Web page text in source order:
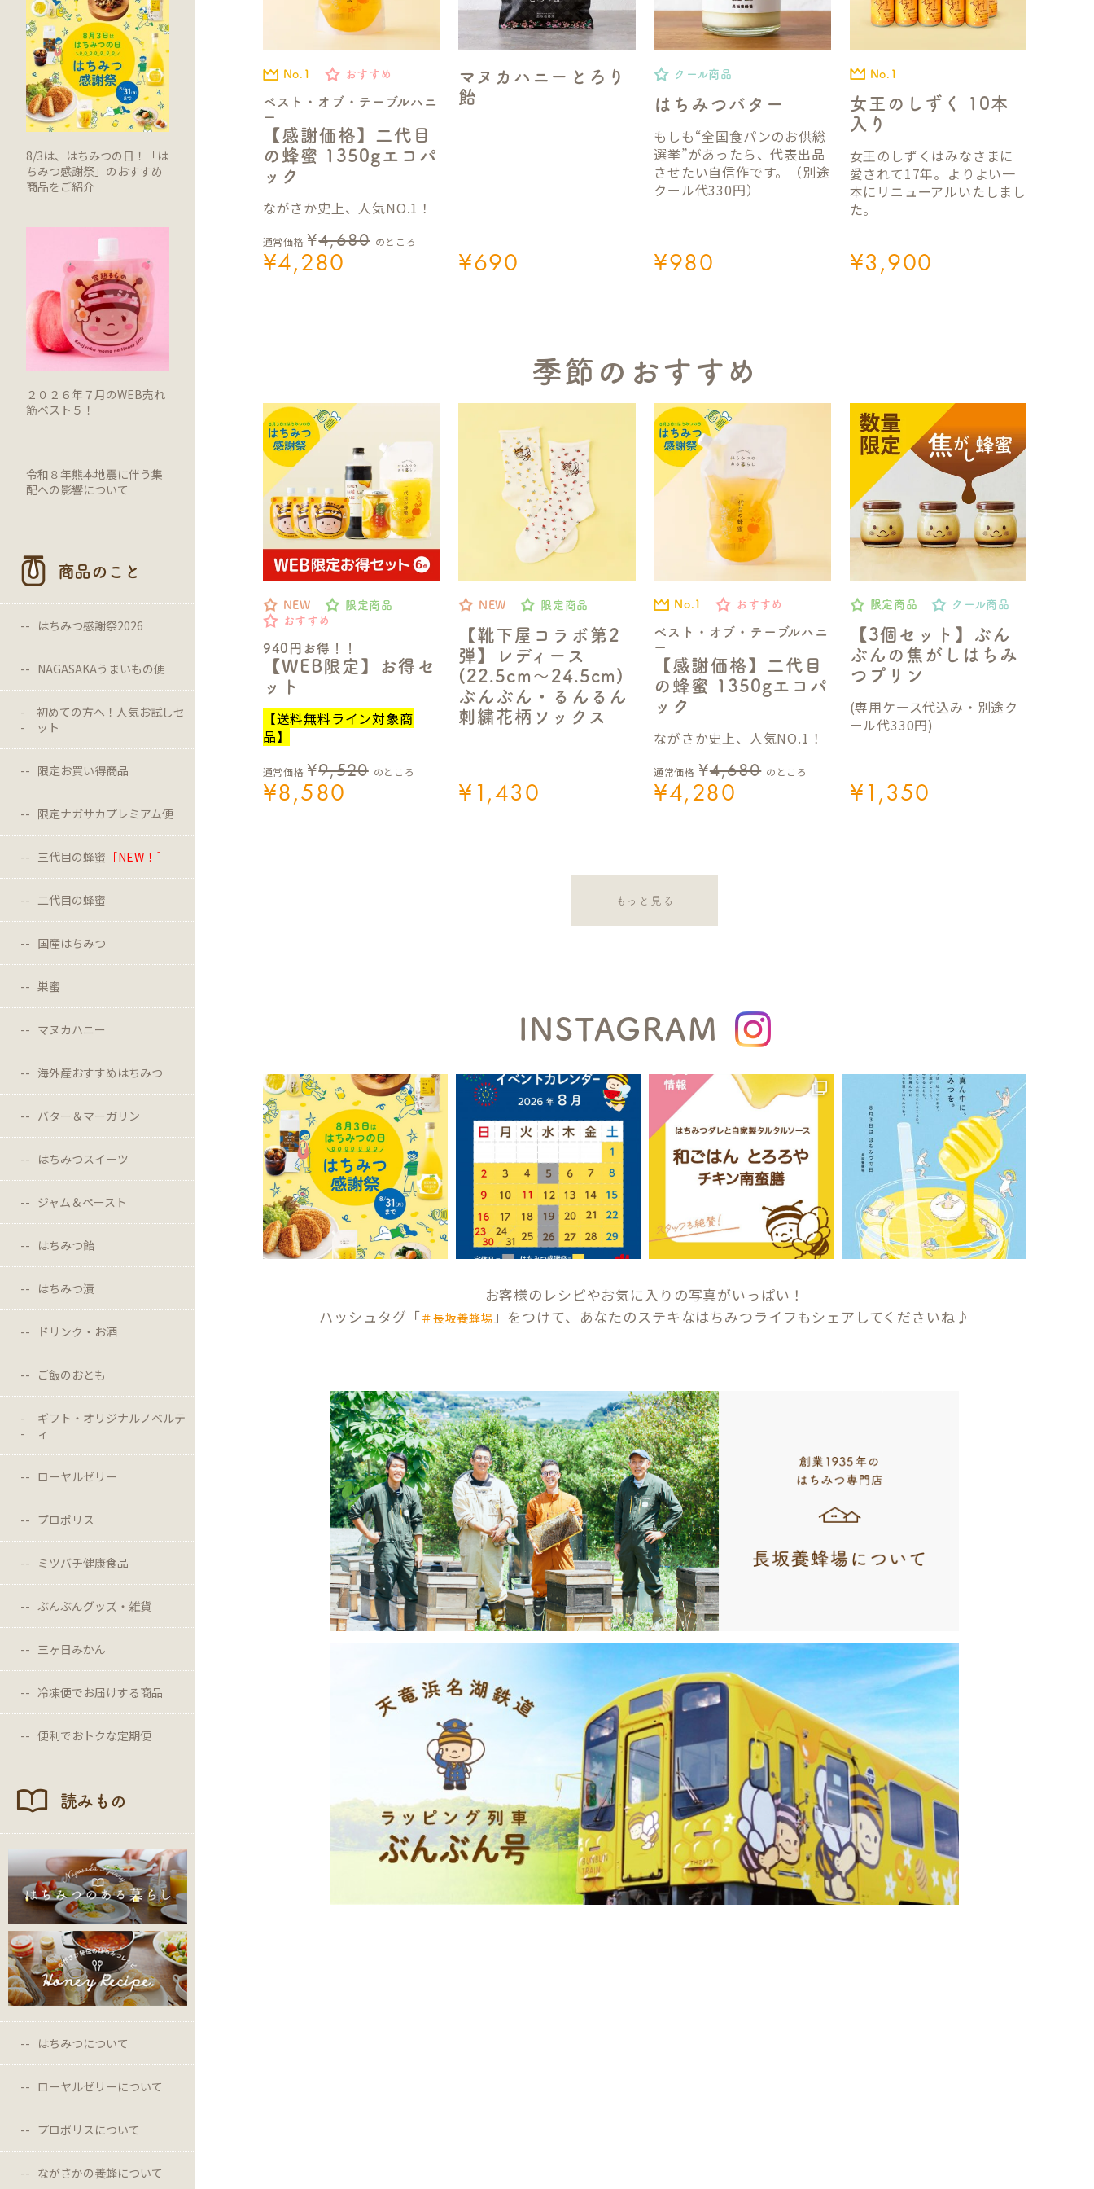
8/3は、はちみつの日！「は
ちみつ感謝祭」のおすすめ
商品をご紹介
２０２６年７月のWEB売れ
筋ベスト５！
令和８年熊本地震に伴う集
配への影響について
商品のこと
はちみつ感謝祭2026
NAGASAKAうまいもの便
初めての方へ！人気お試しセ
ット
限定お買い得商品
限定ナガサカプレミアム便
三代目の蜂蜜 ［NEW！］
二代目の蜂蜜
国産はちみつ
巣蜜
マヌカハニー
海外産おすすめはちみつ
バター＆マーガリン
はちみつスイーツ
ジャム＆ペースト
はちみつ飴
はちみつ漬
ドリンク・お酒
ご飯のおとも
ギフト・オリジナルノベルテ
ィ
ローヤルゼリー
プロポリス
ミツバチ健康食品
ぶんぶんグッズ・雑貨
三ヶ日みかん
冷凍便でお届けする商品
便利でおトクな定期便
読みもの
はちみつについて
ローヤルゼリーについて
プロポリスについて
ながさかの養蜂について
ベスト・オブ・テーブルハニ
ー
【感謝価格】二代目
の蜂蜜 1350gエコパ
ック
No.1 おすすめ
通常価格 ¥4,680 のところ
¥4,280
ながさか史上、人気NO.1！
マヌカハニーとろり
飴
¥690
はちみつバター
クール商品
¥980
もしも“全国食パンのお供総
選挙”があったら、代表出品
させたい自信作です。（別途
クール代330円）
女王のしずく 10本
入り
No.1
¥3,900
女王のしずくはみなさまに
愛されて17年。よりよい一
本にリニューアルいたしまし
た。
季節のおすすめ
940円お得！！
【WEB限定】お得セ
ット
NEW
限定商品
おすすめ
通常価格 ¥9,520 のところ
¥8,580
【送料無料ライン対象商
品】
【靴下屋コラボ第2
弾】レディース
(22.5cm～24.5cm)
ぶんぶん・るんるん
刺繍花柄ソックス
NEW 限定商品
¥1,430
ベスト・オブ・テーブルハニ
ー
【感謝価格】二代目
の蜂蜜 1350gエコパ
ック
No.1 おすすめ
通常価格 ¥4,680 のところ
¥4,280
ながさか史上、人気NO.1！
【3個セット】ぶん
ぶんの焦がしはちみ
つプリン
限定商品 クール商品
¥1,350
(専用ケース代込み・別途ク
ール代330円)
もっと見る
INSTAGRAM
お客様のレシピやお気に入りの写真がいっぱい！
ハッシュタグ「＃長坂養蜂場 」をつけて、あなたのステキなはちみつライフもシェアしてくださいね♪